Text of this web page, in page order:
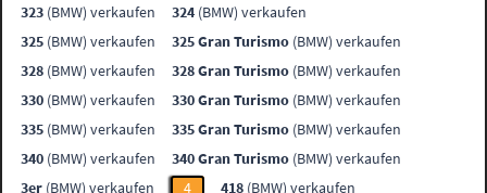
323 (BMW) verkaufen 324 (BMW) verkaufen
325 (BMW) verkaufen 325 Gran Turismo (BMW) verkaufen
328 (BMW) verkaufen 328 Gran Turismo (BMW) verkaufen
330 (BMW) verkaufen 330 Gran Turismo (BMW) verkaufen
335 (BMW) verkaufen 335 Gran Turismo (BMW) verkaufen
340 (BMW) verkaufen 340 Gran Turismo (BMW) verkaufen
3er (BMW) verkaufen 4 418 (BMW) verkaufen